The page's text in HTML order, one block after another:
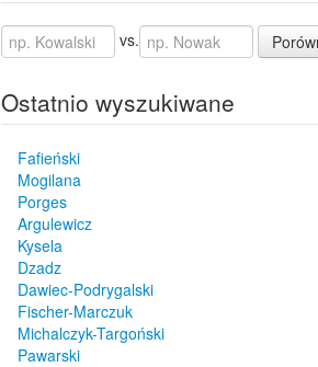
vs.
Ostatnio wyszukiwane
Fafieński
Mogilana
Porges
Argulewicz
Kysela
Dzadz
Dawiec-Podrygalski
Fischer-Marczuk
Michalczyk-Targoński
Pawarski